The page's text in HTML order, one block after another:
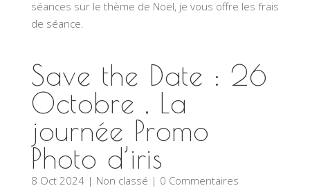
séances sur le thème de Noël, je vous offre les frais
de séance.
Save the Date : 26
Octobre , La
journée Promo
Photo d’iris
8 Oct 2024| Non classé | 0 Commentaires